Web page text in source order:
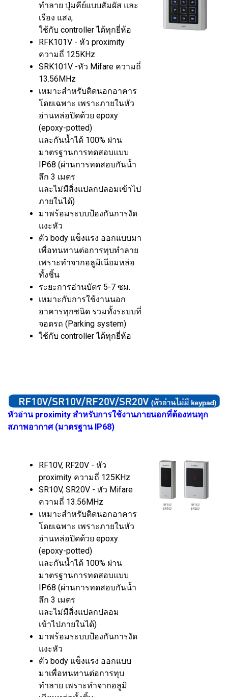
ทำลาย ปุ่มคีย์แบบสัมผัส และ
เรือง แสง,
ใช้กับ controller ได้ทุกยี่ห้อ
RFK101V - หัว proximity
ความถี่ 125KHz
SRK101V -หัว Mifare ความถี่
13.56MHz
เหมาะสำหรับติดนอกอาคาร
โดยเฉพาะ เพราะภายในหัว
อ่านหล่อปิดด้วย epoxy
(epoxy-potted)
และกันนํ้าได้ 100% ผ่าน
มาตรฐานการทดสอบแบบ
IP68 (ผ่านการทดสอบกันนํ้า
ลึก 3 เมตร
และไม่มีสิ่งแปลกปลอมเข้าไป
ภายในได้)
มาพร้อมระบบป้องกันการงัด
แงะหัว
ตัว body แข็งแรง ออกแบบมา
เพื่อทนทานต่อการทุบทำลาย
เพราะทำจากอลูมิเนียมหล่อ
ทั้งชิ้น
ระยะการอ่านบัตร 5-7 ซม.
เหมาะกับการใช้งานนอก
อาคารทุกชนิด รวมทั้งระบบที่
จอดรถ (Parking system)
ใช้กับ controller ได้ทุกยี่ห้อ
หัวอ่าน proximity สำหรับการใช้งานภายนอกที่ต้องทนทุก
สภาพอากาศ (มาตรฐาน IP68)
RF10V, RF20V - หัว
proximity ความถี่ 125KHz
SR10V, SR20V - หัว Mifare
ความถี่ 13.56MHz
เหมาะสำหรับติดนอกอาคาร
โดยเฉพาะ เพราะภายในหัว
อ่านหล่อปิดด้วย epoxy
(epoxy-potted)
และกันนํ้าได้ 100% ผ่าน
มาตรฐานการทดสอบแบบ
IP68 (ผ่านการทดสอบกันนํ้า
ลึก 3 เมตร
และไม่มีสิ่งแปลกปลอม
เข้าไปภายในได้)
มาพร้อมระบบป้องกันการงัด
แงะหัว
ตัว body แข็งแรง ออกแบบ
มาเพื่อทนทานต่อการทุบ
ทำลาย เพราะทำจากอลูมิ